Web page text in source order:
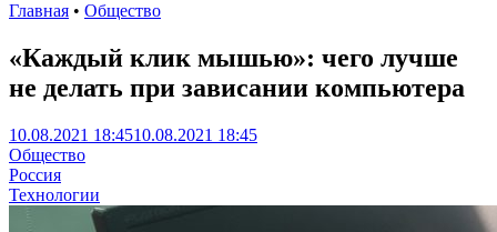
Главная • Общество
«Каждый клик мышью»: чего лучше
не делать при зависании компьютера
10.08.2021 18:4510.08.2021 18:45
Общество
Россия
Технологии